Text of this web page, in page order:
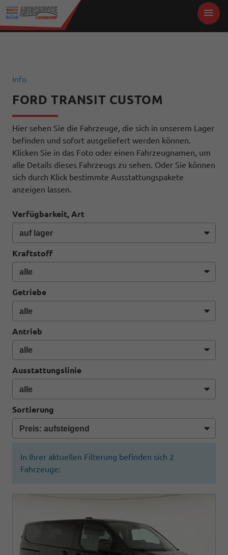
info
FORD TRANSIT CUSTOM
Hier sehen Sie die Fahrzeuge, die sich in unserem Lager
befinden und sofort ausgeliefert werden können.
Klicken Sie in das Foto oder einen Fahrzeugnamen, um
alle Details dieses Fahrzeugs zu sehen. Oder Sie können
sich durch Klick bestimmte Ausstattungspakete
anzeigen lassen.
Verfügbarkeit, Art
Kraftstoff
Getriebe
Antrieb
Ausstattungslinie
Sortierung
In Ihrer aktuellen Filterung befinden sich 2
Fahrzeuge: